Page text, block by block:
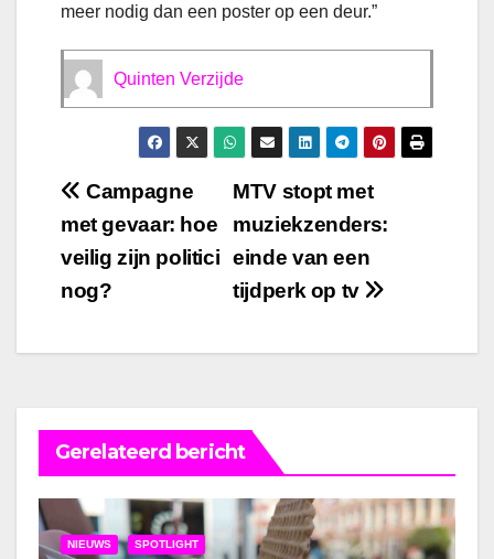
meer nodig dan een poster op een deur.”
Quinten Verzijde
Bericht
navigatie
MTV stopt met
muziekzenders:
einde van een
tijdperk op tv
Campagne
met gevaar: hoe
veilig zijn politici
nog?
Gerelateerd bericht
NIEUWS SPOTLIGHT